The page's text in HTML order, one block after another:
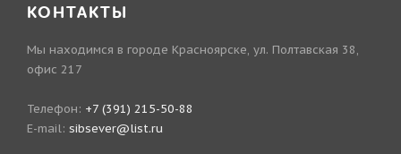
КОНТАКТЫ
Мы находимся в городе Красноярске, ул. Полтавская 38,
офис 217
Телефон: +7 (391) 215-50-88
E-mail: sibsever@list.ru